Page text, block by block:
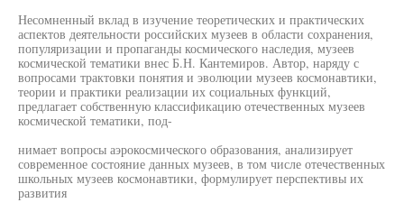
Несомненный вклад в изучение теоретических и практических
аспектов деятельности российских музеев в области сохранения,
популяризации и пропаганды космического наследия, музеев
космической тематики внес Б.Н. Кантемиров. Автор, наряду с
вопросами трактовки понятия и эволюции музеев космонавтики,
теории и практики реализации их социальных функций,
предлагает собственную классификацию отечественных музеев
космической тематики, под-
нимает вопросы аэрокосмического образования, анализирует
современное состояние данных музеев, в том числе отечественных
школьных музеев космонавтики, формулирует перспективы их
развития